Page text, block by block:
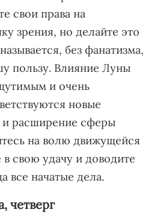
свои права на
зрения, но делайте это
без фанатизма,
пользу. Влияние Луны
и очень
новые
и расширение сферы
на волю движущейся
в свою удачу и доводите
все начатые дела.
четверг